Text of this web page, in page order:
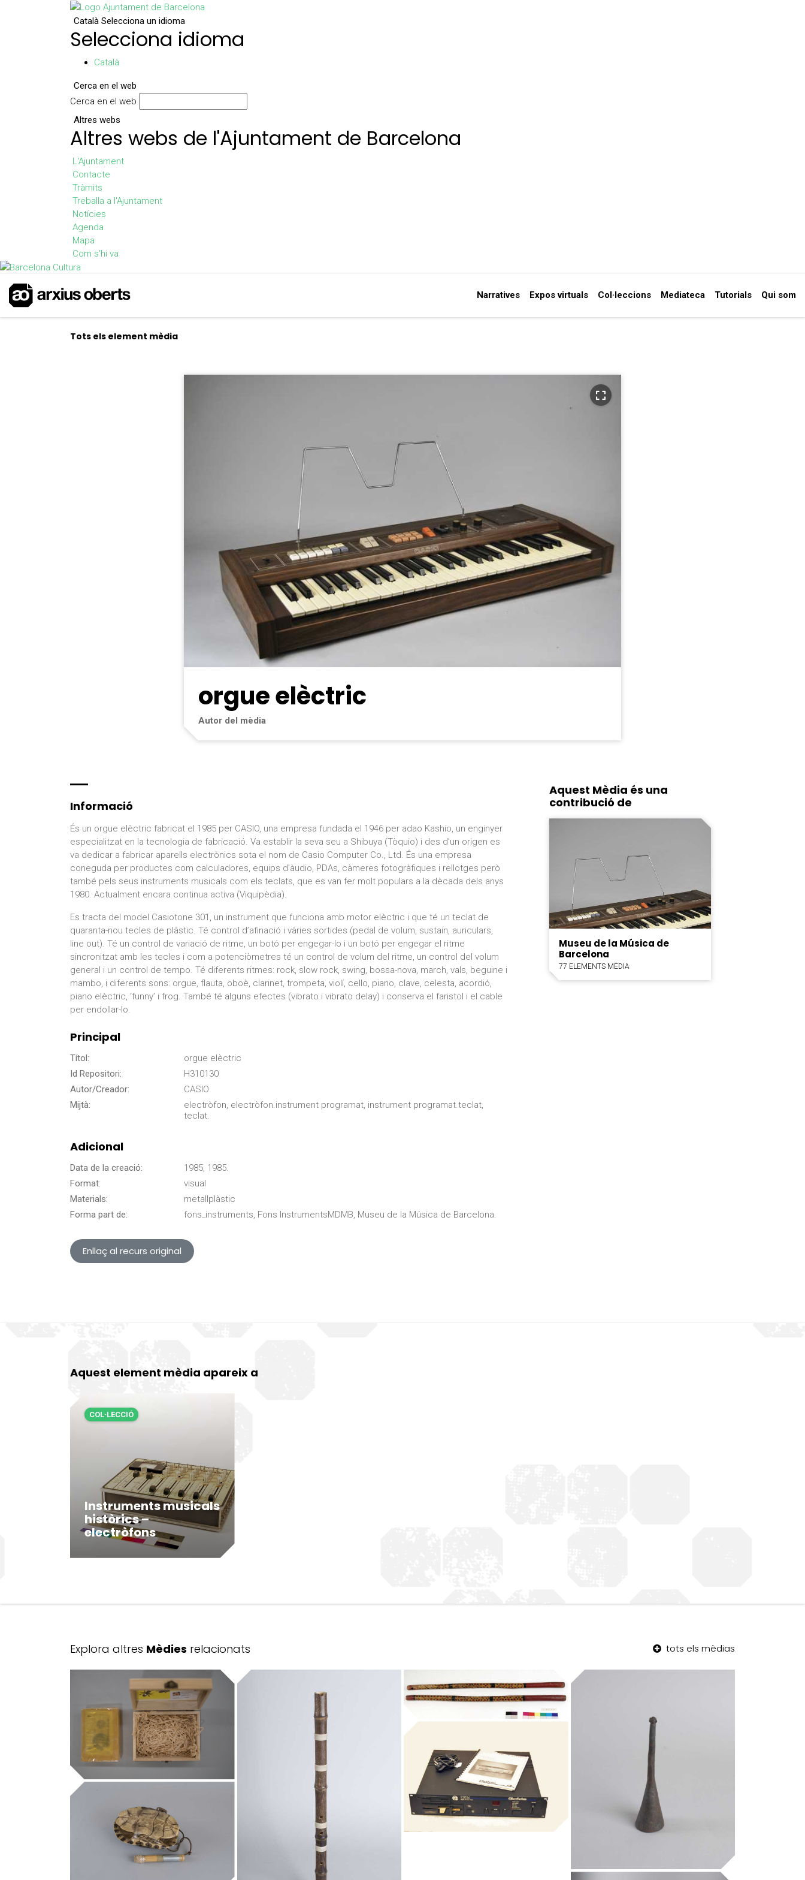
Català Selecciona un idioma
Selecciona idioma
Català
Cerca en el web
Cerca en el web
Altres webs
Altres webs de l'Ajuntament de Barcelona
L'Ajuntament
Contacte
Tràmits
Treballa a l'Ajuntament
Notícies
Agenda
Mapa
Com s'hi va
Narratives Expos virtuals Col·leccions Mediateca Tutorials Qui som
Tots els element mèdia
orgue elèctric
Autor del mèdia
Informació
És un orgue elèctric fabricat el 1985 per CASIO, una empresa fundada el 1946 per adao Kashio, un enginyer
especialitzat en la tecnologia de fabricació. Va establir la seva seu a Shibuya (Tòquio) i des d’un origen es
va dedicar a fabricar aparells electrònics sota el nom de Casio Computer Co., Ltd. És una empresa
coneguda per productes com calculadores, equips d’àudio, PDAs, càmeres fotogràfiques i rellotges però
també pels seus instruments musicals com els teclats, que es van fer molt populars a la dècada dels anys
1980. Actualment encara continua activa (Viquipèdia).
Es tracta del model Casiotone 301, un instrument que funciona amb motor elèctric i que té un teclat de
quaranta-nou tecles de plàstic. Té control d’afinació i vàries sortides (pedal de volum, sustain, auriculars,
line out). Té un control de variació de ritme, un botó per engegar-lo i un botó per engegar el ritme
sincronitzat amb les tecles i com a potenciòmetres té un control de volum del ritme, un control del volum
general i un control de tempo. Té diferents ritmes: rock, slow rock, swing, bossa-nova, march, vals, beguine i
mambo, i diferents sons: orgue, flauta, oboè, clarinet, trompeta, violí, cello, piano, clave, celesta, acordió,
piano elèctric, ‘funny’ i frog. També té alguns efectes (vibrato i vibrato delay) i conserva el faristol i el cable
per endollar-lo.
Principal
Títol:
orgue elèctric
Id Repositori:
H310130
Autor/Creador:
CASIO
Mijtà:
electròfon, electròfon.instrument programat, instrument programat.teclat,
teclat.
Adicional
Data de la creació:
1985, 1985.
Format:
visual
Materials:
metallplàstic
Forma part de:
fons_instruments, Fons InstrumentsMDMB, Museu de la Música de Barcelona.
Enllaç al recurs original
Aquest Mèdia és una
contribució de
Museu de la Música de
Barcelona
77 ELEMENTS MÈDIA
Aquest element mèdia apareix a
Instruments musicals
històrics –
electròfons
COL·LECCIÓ
Explora altres Mèdies relacionats tots els mèdias
Museum of the Dry